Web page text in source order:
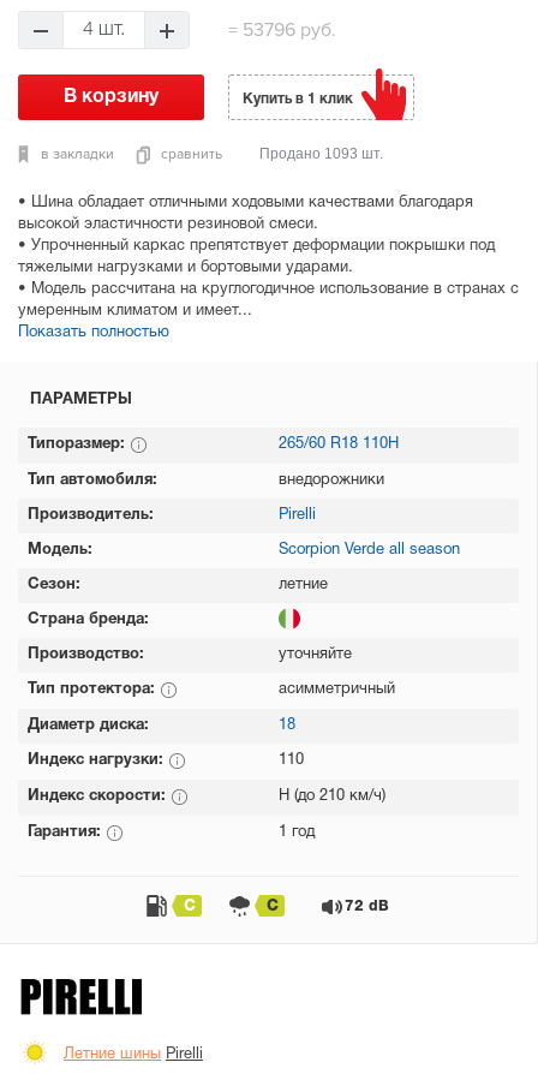
• Шина обладает отличными ходовыми качествами благодаря
высокой эластичности резиновой смеси.
• Упрочненный каркас препятствует деформации покрышки под
тяжелыми нагрузками и бортовыми ударами.
• Модель рассчитана на круглогодичное использование в странах с
умеренным климатом и имеет...
Показать полностью
4 шт. = 53796 руб.
в закладки сравнить
Купить в 1 клик
Продано 1093 шт.
ПАРАМЕТРЫ
Типоразмер: 265/60 R18 110H
Тип автомобиля: внедорожники
Производитель: Pirelli
Модель: Scorpion Verde all season
Сезон: летние
Страна бренда:
Производство: уточняйте
Тип протектора: асимметричный
Диаметр диска: 18
Индекс нагрузки: 110
Индекс скорости: H (до 210 км/ч)
Гарантия: 1 год
C C 72 dB
Летние шины Pirelli